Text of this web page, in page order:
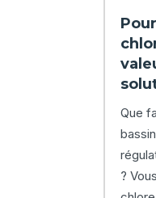
Que
?